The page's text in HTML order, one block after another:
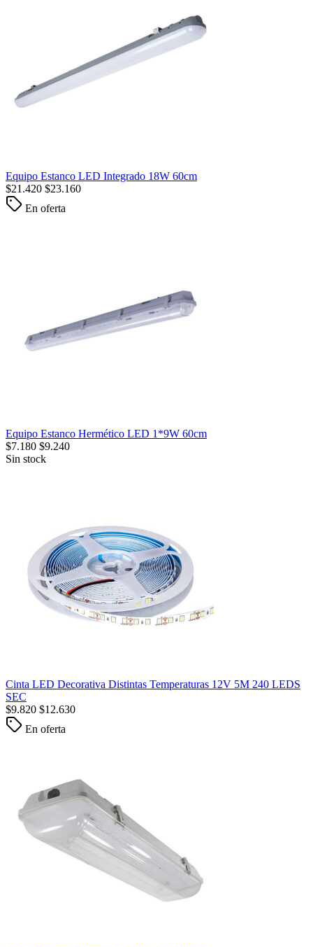
Equipo Estanco LED Integrado 18W 60cm
$21.420 $23.160
En oferta
Equipo Estanco Hermético LED 1*9W 60cm
$7.180 $9.240
Sin stock
Cinta LED Decorativa Distintas Temperaturas 12V 5M 240 LEDS
SEC
$9.820 $12.630
En oferta